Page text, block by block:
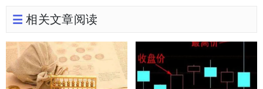
相关文章阅读